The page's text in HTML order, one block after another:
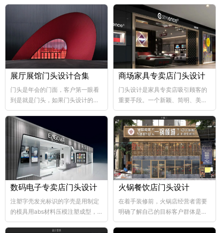
展厅展馆门头设计合集
门头是年会的门面，客户第一眼看
到是就是门头，如果门头设计的比
较好，那年会也向...
商场家具专卖店门头设计
门头设计是家具专卖店吸引顾客的
重要手段。一个新颖、简明、美观
大方的门...
数码电子专卖店门头设计
注塑字壳发光标识的字壳是用制定
的模具用abs材料压模注塑成型，
abs韧性好、不易破碎...
火锅餐饮店门头设计
在着手装修前，火锅店经营者需要
明确了解自己的目标客户群体是哪
个层次，这样...